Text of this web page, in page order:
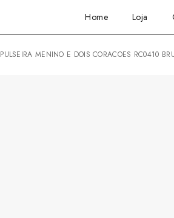
Home Loja
PULSEIRA MENINO E DOIS CORACOES RC0410